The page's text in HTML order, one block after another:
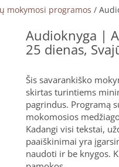
mokymosi programos /
Audioknyga |
25 dienas,
Šis savarankiško
skirtas turintiems
pagrindus. Programą
mokomosios
Kadangi visi tekstai,
paaiškinimai yra
naudoti ir be knygos.